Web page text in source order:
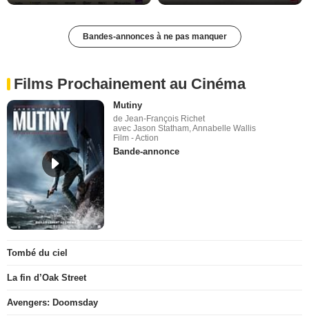
Bandes-annonces à ne pas manquer
Films Prochainement au Cinéma
Mutiny
de Jean-François Richet
avec Jason Statham, Annabelle Wallis
Film - Action
Bande-annonce
Tombé du ciel
La fin d’Oak Street
Avengers: Doomsday